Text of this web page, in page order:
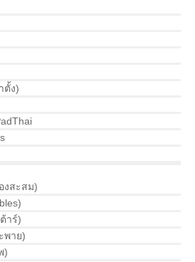
ตั้ง)
งสะสม)
าร์)
พาย)
)